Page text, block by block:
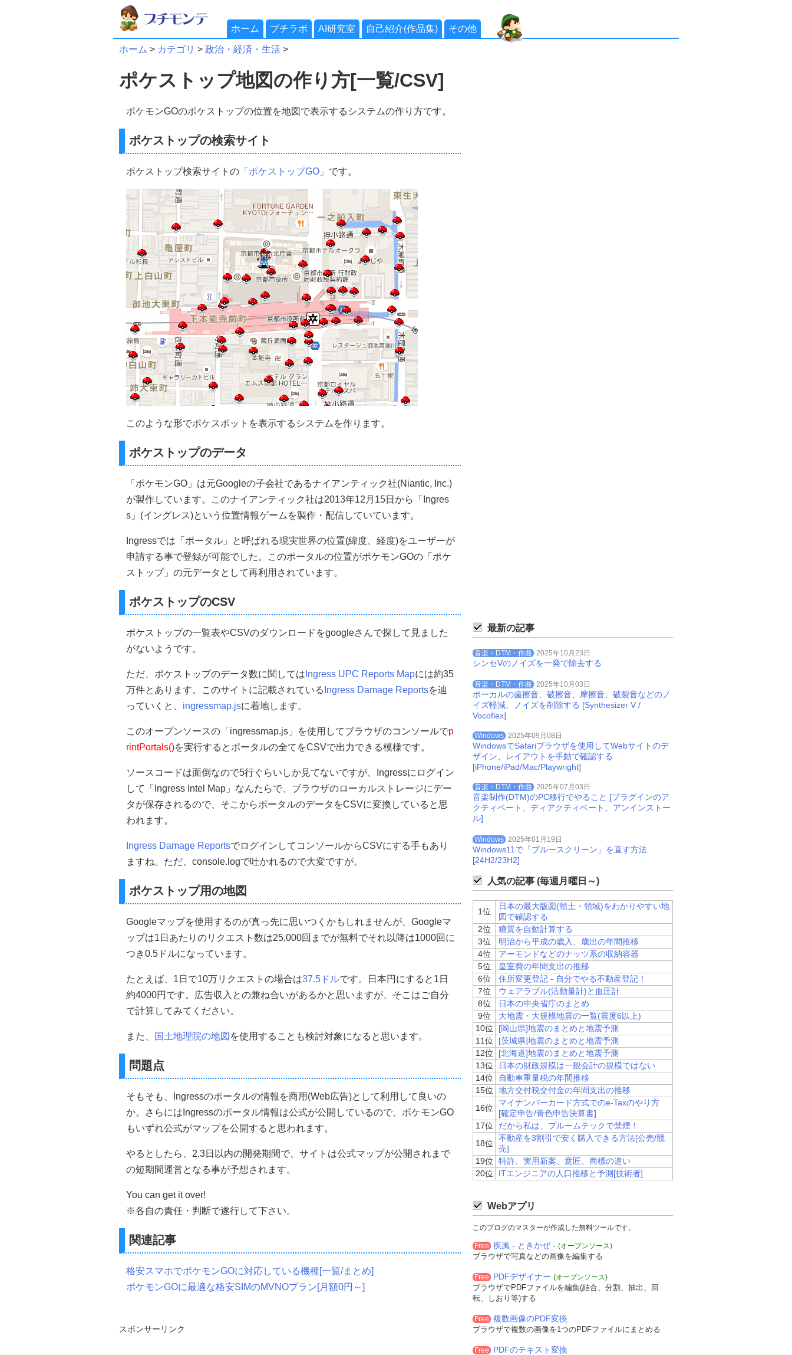
ホーム プチラボ AI研究室 自己紹介(作品集) その他
ホーム > カテゴリ > 政治・経済・生活 >
ポケストップ地図の作り方[一覧/CSV]
ポケモンGOのポケストップの位置を地図で表示するシステムの作り方です。
ポケストップの検索サイト
ポケストップ検索サイトの 「ポケストップGO」 です。
このような形でポケスポットを表示するシステムを作ります。
ポケストップのデータ
「ポケモンGO」は元Googleの子会社であるナイアンティック社(Niantic, Inc.)
が製作しています。このナイアンティック社は2013年12月15日から「Ingres
s」(イングレス)という位置情報ゲームを製作・配信していています。
Ingressでは「ポータル」と呼ばれる現実世界の位置(緯度、経度)をユーザーが
申請する事で登録が可能でした。このポータルの位置がポケモンGOの「ポケ
ストップ」の元データとして再利用されています。
ポケストップのCSV
ポケストップの一覧表やCSVのダウンロードをgoogleさんで探して見ました
がないようです。
ただ、ポケストップのデータ数に関しては Ingress UPC Reports Mapには約35
万件とあります。このサイトに記載されている Ingress Damage Reportsを辿
っていくと、 ingressmap.jsに着地します。
このオープンソースの「ingressmap.js」を使用してブラウザのコンソールでp
rintPortals()を実行するとポータルの全てをCSVで出力できる模様です。
ソースコードは面倒なので5行ぐらいしか見てないですが、Ingressにログイン
して「Ingress Intel Map」なんたらで、ブラウザのローカルストレージにデー
タが保存されるので、そこからポータルのデータをCSVに変換していると思
われます。
Ingress Damage ReportsでログインしてコンソールからCSVにする手もあり
ますね。ただ、console.logで吐かれるので大変ですが。
ポケストップ用の地図
Googleマップを使用するのが真っ先に思いつくかもしれませんが、Googleマ
ップは1日あたりのリクエスト数は25,000回までが無料でそれ以降は1000回に
つき0.5ドルになっています。
たとえば、1日で10万リクエストの場合は37.5ドルです。日本円にすると1日
約4000円です。広告収入との兼ね合いがあるかと思いますが、そこはご自分
で計算してみてください。
また、 国土地理院の地図 を使用することも検討対象になると思います。
問題点
そもそも、Ingressのポータルの情報を商用(Web広告)として利用して良いの
か。さらにはIngressのポータル情報は公式が公開しているので、ポケモンGO
もいずれ公式がマップを公開すると思われます。
やるとしたら、2,3日以内の開発期間で、サイトは公式マップが公開されまで
の短期間運営となる事が予想されます。
You can get it over!
※各自の責任・判断で遂行して下さい。
関連記事
格安スマホでポケモンGOに対応している機種[一覧/まとめ]
ポケモンGOに最適な格安SIMのMVNOプラン[月額0円～]
スポンサーリンク
最新の記事
音楽・DTM・作曲 2025年10月23日
シンセVのノイズを一発で除去する
音楽・DTM・作曲 2025年10月03日
ボーカルの歯擦音、破擦音、摩擦音、破裂音などのノ
イズ軽減、ノイズを削除する [Synthesizer V /
Vocoflex]
Windows 2025年09月08日
WindowsでSafariブラウザを使用してWebサイトのデ
ザイン、レイアウトを手動で確認する
[iPhone/iPad/Mac/Playwright]
音楽・DTM・作曲 2025年07月03日
音楽制作(DTM)のPC移行でやること [プラグインのア
クティベート、ディアクティベート、アンインストー
ル]
Windows 2025年01月19日
Windows11で「ブルースクリーン」を直す方法
[24H2/23H2]
人気の記事 (毎週月曜日～)
1位
日本の最大版図(領土・領域)をわかりやすい地
図で確認する
2位
糖質を自動計算する
3位
明治から平成の歳入、歳出の年間推移
4位
アーモンドなどのナッツ系の収納容器
5位
皇室費の年間支出の推移
6位
住所変更登記 - 自分でやる不動産登記！
7位
ウェアラブル(活動量計)と血圧計
8位
日本の中央省庁のまとめ
9位
大地震・大規模地震の一覧(震度6以上)
10位
[岡山県]地震のまとめと地震予測
11位
[茨城県]地震のまとめと地震予測
12位
[北海道]地震のまとめと地震予測
13位
日本の財政規模は一般会計の規模ではない
14位
自動車重量税の年間推移
15位
地方交付税交付金の年間支出の推移
16位
マイナンバーカード方式でのe-Taxのやり方
[確定申告/青色申告決算書]
17位
だから私は、プルームテックで禁煙！
18位
不動産を3割引で安く購入できる方法[公売/競
売]
19位
特許、実用新案、意匠、商標の違い
20位
ITエンジニアの人口推移と予測[技術者]
Webアプリ
このブログのマスターが作成した無料ツールです。
Free 疾風 - ときかぜ - (オープンソース)
ブラウザで写真などの画像を編集する
Free PDFデザイナー (オープンソース)
ブラウザでPDFファイルを編集(結合、分割、抽出、回
転、しおり等)する
Free 複数画像のPDF変換
ブラウザで複数の画像を1つのPDFファイルにまとめる
Free PDFのテキスト変換